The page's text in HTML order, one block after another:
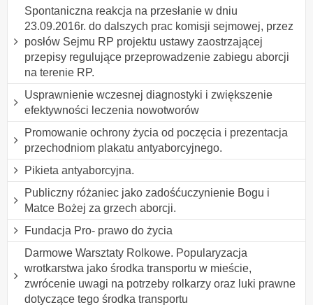
Spontaniczna reakcja na przesłanie w dniu
23.09.2016r. do dalszych prac komisji sejmowej, przez
posłów Sejmu RP projektu ustawy zaostrzającej
przepisy regulujące przeprowadzenie zabiegu aborcji
na terenie RP.
Usprawnienie wczesnej diagnostyki i zwiększenie
efektywności leczenia nowotworów
Promowanie ochrony życia od poczęcia i prezentacja
przechodniom plakatu antyaborcyjnego.
Pikieta antyaborcyjna.
Publiczny różaniec jako zadośćuczynienie Bogu i
Matce Bożej za grzech aborcji.
Fundacja Pro- prawo do życia
Darmowe Warsztaty Rolkowe. Popularyzacja
wrotkarstwa jako środka transportu w mieście,
zwrócenie uwagi na potrzeby rolkarzy oraz luki prawne
dotyczące tego środka transportu